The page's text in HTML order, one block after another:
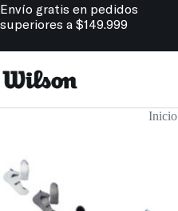
Envío gratis en pedidos
superiores a $149.999
Inicio